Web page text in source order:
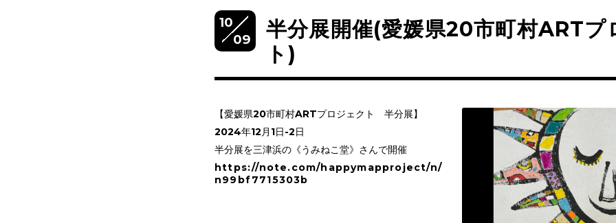
10
09
半分展開催(愛媛県20市町村ARTプ
ト)
【愛媛県20市町村ARTプロジェクト 半分展】
2024年12月1日-2日
半分展を三津浜の《うみねこ堂》さんで開催
https://note.com/happymapproject/n/
n99bf7715303b